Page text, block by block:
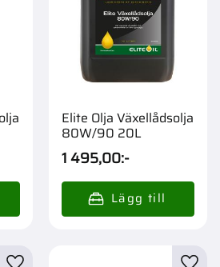
Elite Olja Växellådsolja
80W/90 20L
1 495,00:-